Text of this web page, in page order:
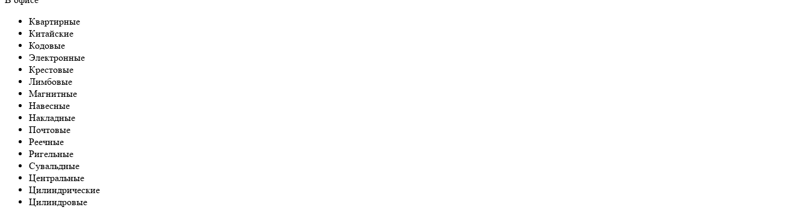
Квартирные
Китайские
Кодовые
Электронные
Крестовые
Лимбовые
Магнитные
Навесные
Накладные
Почтовые
Реечные
Ригельные
Сувальдные
Центральные
Цилиндрические
Цилиндровые